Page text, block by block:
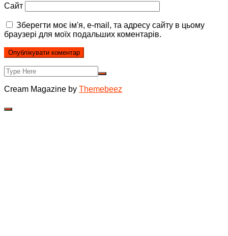
Сайт
Зберегти моє ім'я, e-mail, та адресу сайту в цьому
браузері для моїх подальших коментарів.
Cream Magazine by Themebeez